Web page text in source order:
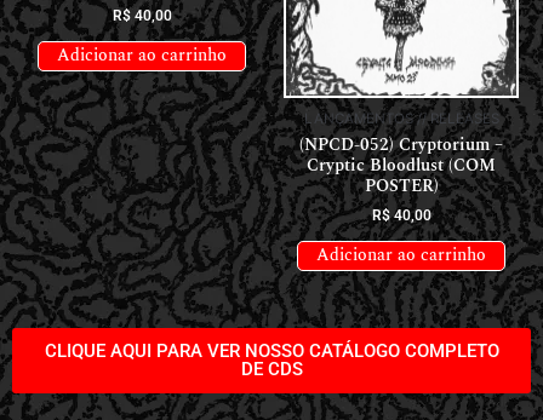
R$40,00
Adicionar ao carrinho
LANÇAMENTOS // RELEASES
(NPCD-052) Cryptorium –
Cryptic Bloodlust (COM
POSTER)
R$40,00
Adicionar ao carrinho
CLIQUE AQUI PARA VER NOSSO CATÁLOGO COMPLETO
DE CDS